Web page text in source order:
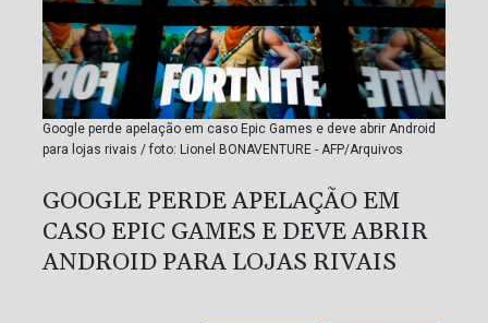
Google perde apelação em caso Epic Games e deve abrir Android
para lojas rivais / foto: Lionel BONAVENTURE - AFP/Arquivos
GOOGLE PERDE APELAÇÃO EM
CASO EPIC GAMES E DEVE ABRIR
ANDROID PARA LOJAS RIVAIS